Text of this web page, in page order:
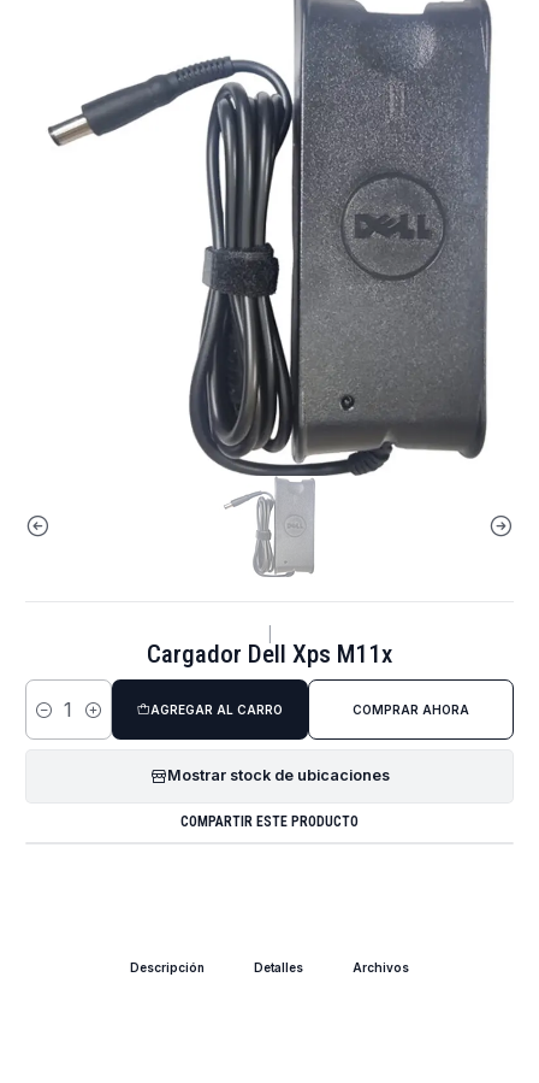
Cargador Dell Xps M11x
Cantidad
AGREGAR AL CARRO COMPRAR AHORA
Mostrar stock de ubicaciones
COMPARTIR ESTE PRODUCTO
Descripción Detalles Archivos